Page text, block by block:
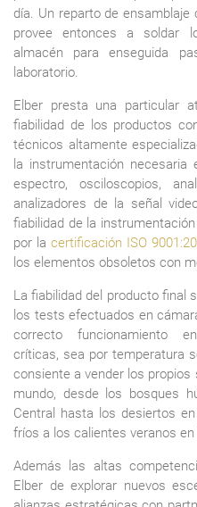
día. Un reparto de
provee entonces a soldar
almacén para enseguida
laboratorio.
Elber presta una particular
fiabilidad de los productos
técnicos altamente
la instrumentación necesaria
espectro, osciloscopios,
analizadores de la señal
fiabilidad de la
por la certificación ISO
los elementos obsoletos con
La fiabilidad del producto final
los tests efectuados en
correcto funcionamiento
críticas, sea por temperatura
consiente a vender los
mundo, desde los bosques
Central hasta los desiertos
fríos a los calientes veranos
Además las altas
Elber de explorar nuevos